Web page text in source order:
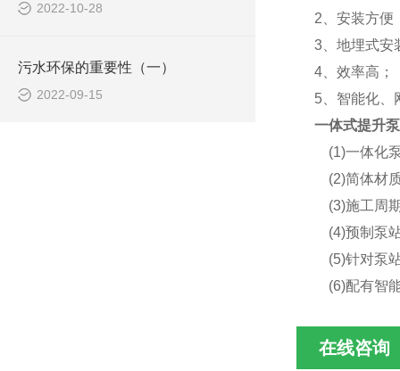
2022-10-28
污水环保的重要性（一）
2022-09-15
2、安装方便
3、地埋式安
4、效率高；
5、智能化、
一体式提升
(1)一体化
(2)简体材
(3)施工周
(4)预制泵
(5)针对泵
(6)配有智
在线咨询